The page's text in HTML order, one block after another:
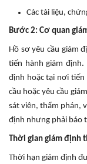
Các tài liệu,
Bước 2: Cơ quan
Hồ sơ yêu cầu giám
tiến hành giám
định hoặc tại nơi
cầu hoặc yêu cầu
sát viên, thẩm phán,
định nhưng phải báo
Thời gian giám định
Thời hạn giám định